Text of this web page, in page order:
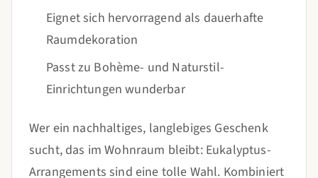
Eignet sich hervorragend als dauerhafte
Raumdekoration
Passt zu Bohème- und Naturstil-
Einrichtungen wunderbar
Wer ein nachhaltiges, langlebiges Geschenk
sucht, das im Wohnraum bleibt: Eukalyptus-
Arrangements sind eine tolle Wahl. Kombiniert